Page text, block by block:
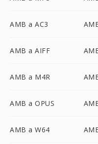
AMB a AC3
AMB a AIFF
AMB a M4R
AMB a OPUS
AMB a W64